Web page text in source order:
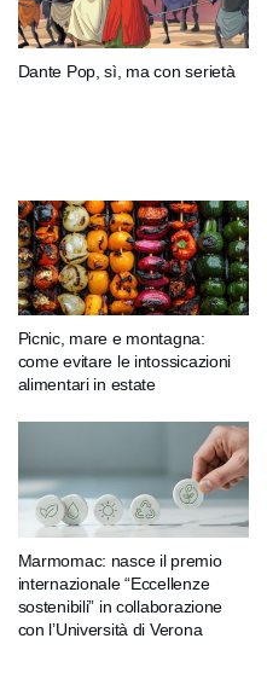
Dante Pop, sì, ma con serietà
Picnic, mare e montagna:
come evitare le intossicazioni
alimentari in estate
Marmomac: nasce il premio
internazionale “Eccellenze
sostenibili” in collaborazione
con l’Università di Verona